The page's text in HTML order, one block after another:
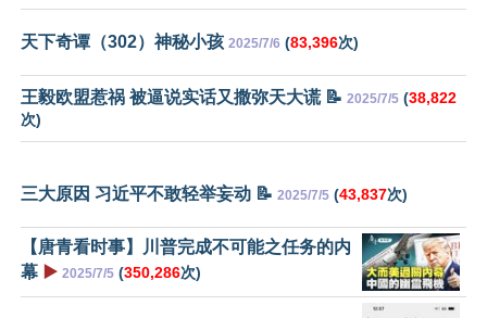
天下奇谭（302）神秘小孩 2025/7/6 (83,396次)
王毅欧盟惹祸 被逼说实话又撒弥天大谎 📝 2025/7/5 (38,822
次)
三大原因 习近平不敢轻举妄动 📝 2025/7/5 (43,837次)
【唐青看时事】川普完成不可能之任务的内
幕 ▶️ 2025/7/5 (350,286次)